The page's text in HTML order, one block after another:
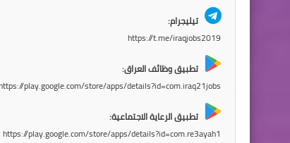
تيليجرام:
https://t.me/iraqjobs2019
تطبيق وظائف العراق:
play.google.com/store/apps/details?id=com.iraq21jobs
تطبيق الرعاية الاجتماعية:
https://play.google.com/store/apps/details?id=com.re3ayah1